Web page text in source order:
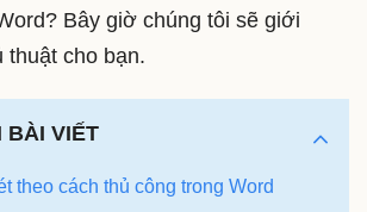
Bây giờ chúng tôi sẽ giới
thuật cho bạn.
BÀI VIẾT
theo cách thủ công trong Word